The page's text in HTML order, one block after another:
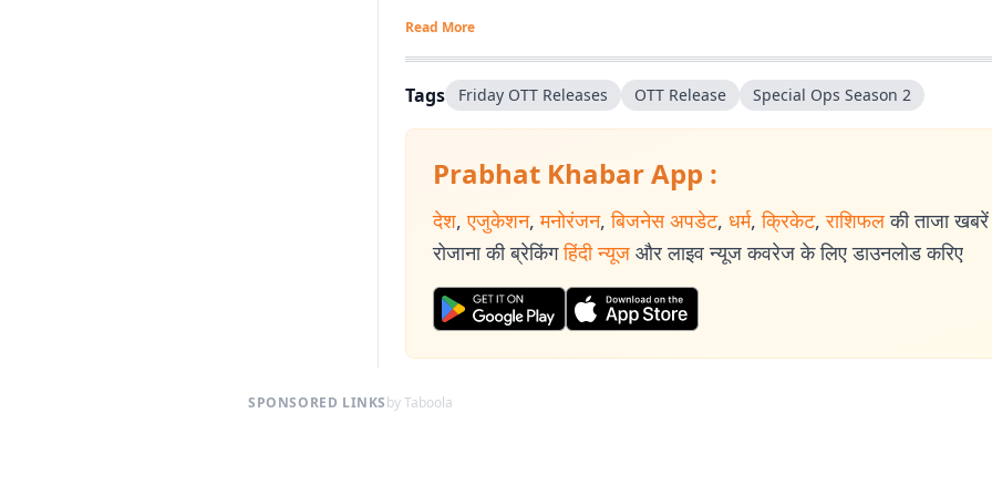
Read More
Tags Friday OTT Releases OTT Release Special Ops Season 2
Prabhat Khabar App :
देश, एजुकेशन, मनोरंजन, बिजनेस अपडेट, धर्म, क्रिकेट, राशिफल की ताजा
रोजाना की ब्रेकिंग हिंदी न्यूज और लाइव न्यूज कवरेज के लिए डाउनलोड करिए
SPONSORED LINKSby Taboola